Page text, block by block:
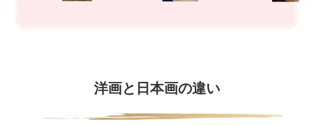
洋画と日本画の違い